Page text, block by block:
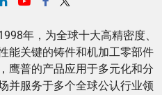
年，为全球十大高精密度、
能关键的铸件和机加工零部件
鹰普的产品应用于多元化和分
并服务于多个全球公认行业领